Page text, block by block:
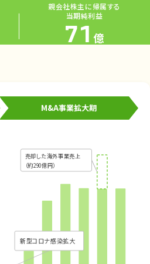
親会社株主に帰属する
当期純利益
71 億
M&A事業拡大期
売却した海外事業売上
（約290億円）
新型コロナ感染拡大